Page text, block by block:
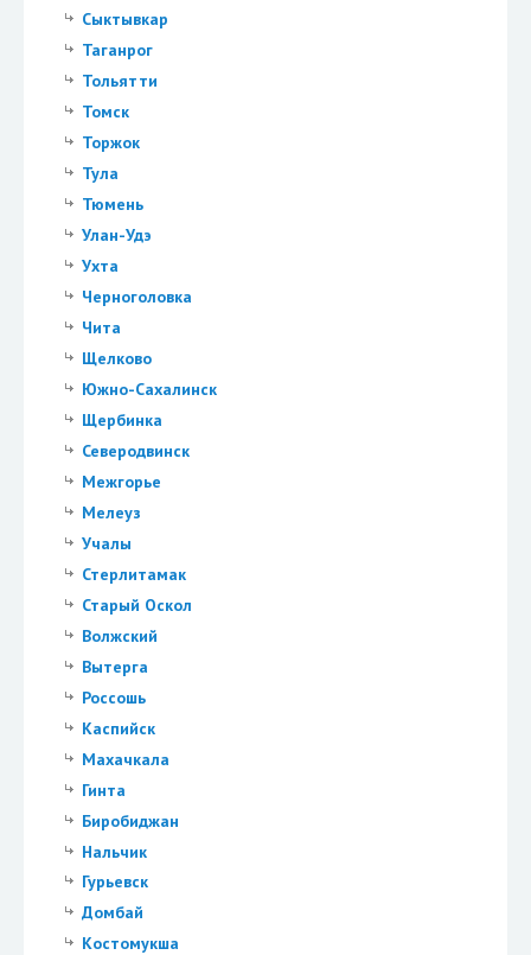
Сыктывкар
Таганрог
Тольятти
Томск
Торжок
Тула
Тюмень
Улан-Удэ
Ухта
Черноголовка
Чита
Щелково
Южно-Сахалинск
Щербинка
Северодвинск
Межгорье
Мелеуз
Учалы
Стерлитамак
Старый Оскол
Волжский
Вытерга
Россошь
Каспийск
Махачкала
Гинта
Биробиджан
Нальчик
Гурьевск
Домбай
Костомукша